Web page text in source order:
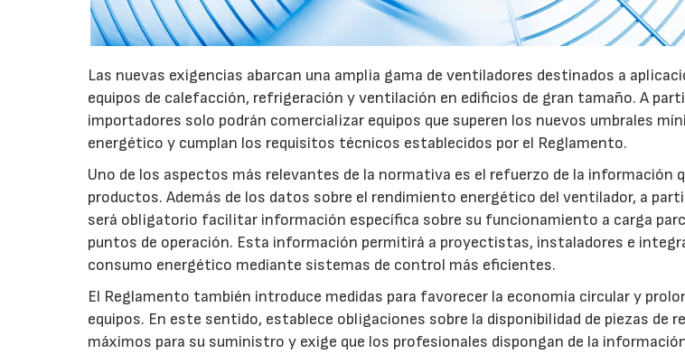
Las nuevas exigencias abarcan una amplia gama de ventiladores destinados a
equipos de calefacción, refrigeración y ventilación en edificios de gran tamaño. A
importadores solo podrán comercializar equipos que superen los nuevos umbrales
energético y cumplan los requisitos técnicos establecidos por el Reglamento.
Uno de los aspectos más relevantes de la normativa es el refuerzo de la información
productos. Además de los datos sobre el rendimiento energético del ventilador, a
será obligatorio facilitar información específica sobre su funcionamiento a carga
puntos de operación. Esta información permitirá a proyectistas, instaladores e
consumo energético mediante sistemas de control más eficientes.
El Reglamento también introduce medidas para favorecer la economía circular y
equipos. En este sentido, establece obligaciones sobre la disponibilidad de piezas de
máximos para su suministro y exige que los profesionales dispongan de la